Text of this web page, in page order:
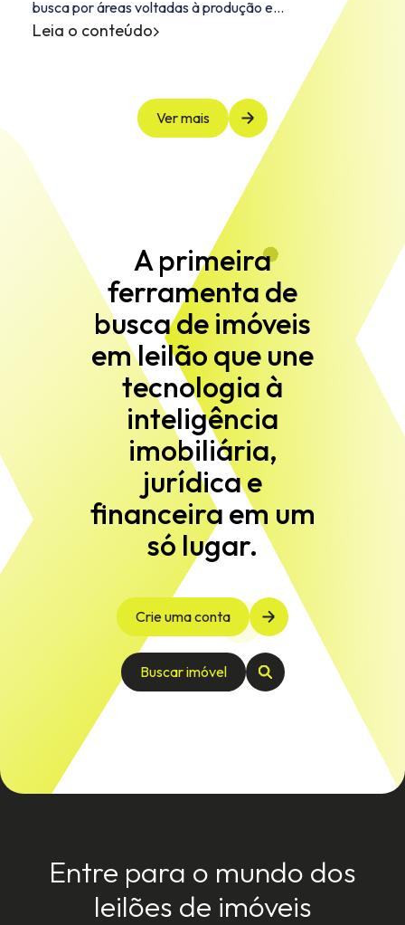
busca por áreas voltadas à produção e…
Leia o conteúdo
Ver mais
A primeira
ferramenta de
busca de imóveis
em leilão que une
tecnologia à
inteligência
imobiliária,
jurídica e
financeira em um
só lugar.
Crie uma conta
Buscar imóvel
Entre para o mundo dos
leilões de imóveis